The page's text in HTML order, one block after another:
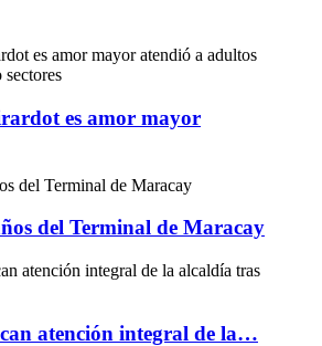
es amor mayor
del Terminal de Maracay
atención integral de la…